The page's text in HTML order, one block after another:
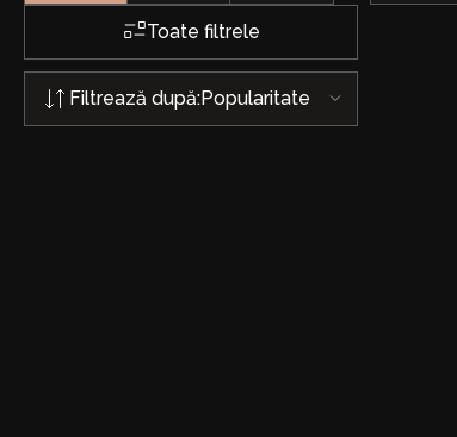
Toate filtrele
Filtrează după:Popularitate